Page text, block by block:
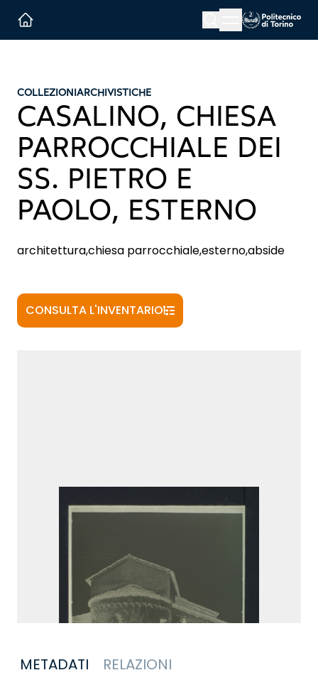
Menu button
COLLEZIONIARCHIVISTICHE
CASALINO, CHIESA
PARROCCHIALE DEI
SS. PIETRO E
PAOLO, ESTERNO
architettura,chiesa parrocchiale,esterno,abside
CONSULTA L'INVENTARIO
METADATI RELAZIONI